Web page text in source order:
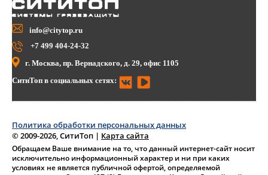
info@citytop.ru
+7 499 404-24-32
г. Москва, пр. Вернадского, д. 29, офис 1105
СитиТоп в социальных сетях:
Политика обработки персональных данных
© 2009-2026, СитиТоп | Карта сайта
Обращаем Ваше внимание на то, что данный интернет-сайт носит
исключительно информационный характер и ни при каких
условиях не является публичной офертой, определяемой